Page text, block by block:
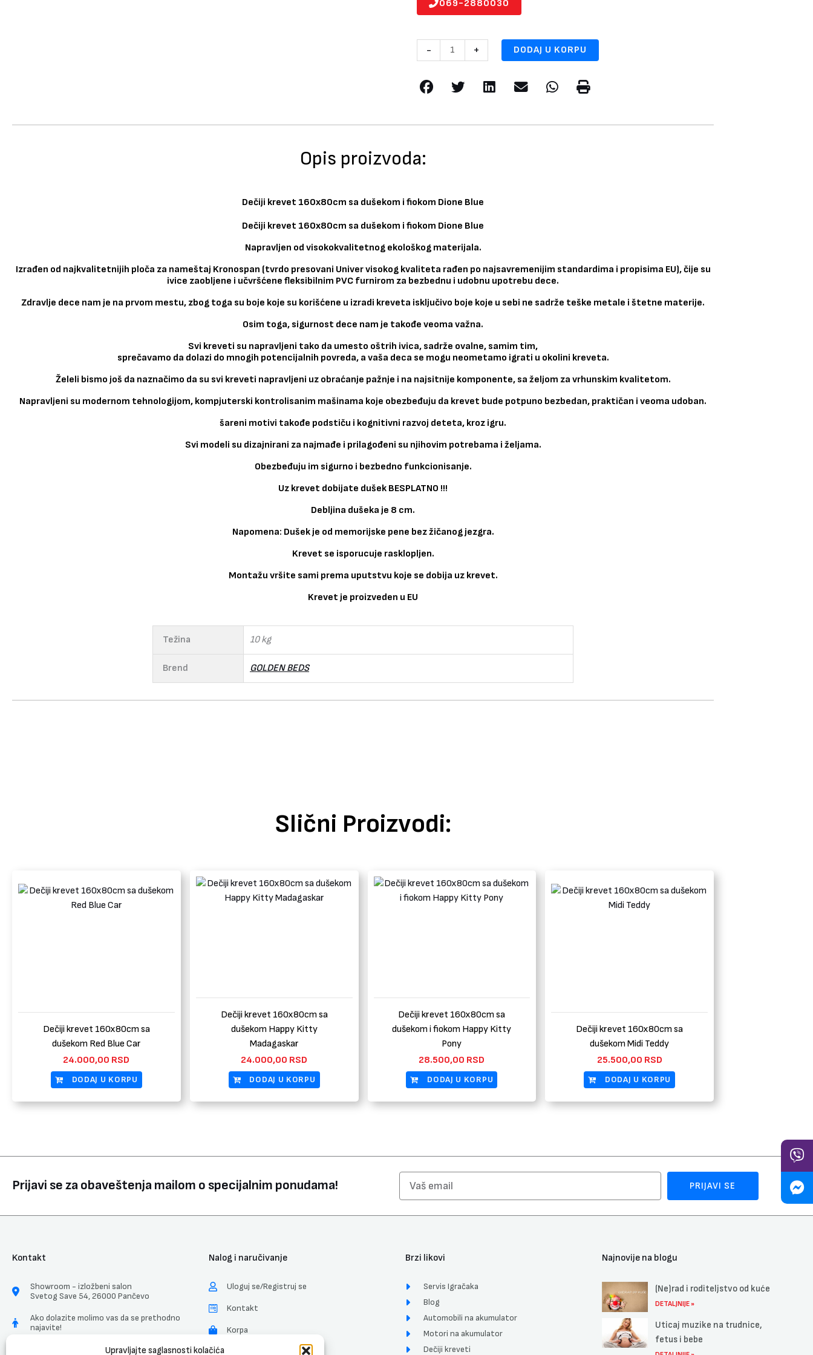
Upravljajte saglasnosti kolačića
069-2880030
-
krevet
sa
Blue
+ DODAJ U KORPU
Opis proizvoda:
Dečiji krevet 160x80cm sa dušekom i fiokom Dione Blue
Dečiji krevet 160x80cm sa dušekom i fiokom Dione Blue
Napravljen od visokokvalitetnog ekološkog materijala.
Izrađen od najkvalitetnijih ploča za nameštaj Kronospan (tvrdo presovani Univer visokog kvaliteta rađen po najsavremenijim standardima i propisima EU), čije su
ivice zaobljene i učvršćene fleksibilnim PVC furnirom za bezbednu i udobnu upotrebu dece.
Zdravlje dece nam je na prvom mestu, zbog toga su boje koje su korišćene u izradi kreveta isključivo boje koje u sebi ne sadrže teške metale i štetne materije.
Osim toga, sigurnost dece nam je takođe veoma važna.
Svi kreveti su napravljeni tako da umesto oštrih ivica, sadrže ovalne, samim tim,
sprečavamo da dolazi do mnogih potencijalnih povreda, a vaša deca se mogu neometamo igrati u okolini kreveta.
Želeli bismo još da naznačimo da su svi kreveti napravljeni uz obraćanje pažnje i na najsitnije komponente, sa željom za vrhunskim kvalitetom.
Napravljeni su modernom tehnologijom, kompjuterski kontrolisanim mašinama koje obezbeđuju da krevet bude potpuno bezbedan, praktičan i veoma udoban.
šareni motivi takođe podstiču i kognitivni razvoj deteta, kroz igru.
Svi modeli su dizajnirani za najmađe i prilagođeni su njihovim potrebama i željama.
Obezbeđuju im sigurno i bezbedno funkcionisanje.
Uz krevet dobijate dušek BESPLATNO !!!
Debljina dušeka je 8 cm.
Napomena: Dušek je od memorijske pene bez žičanog jezgra.
Krevet se isporucuje rasklopljen.
Montažu vršite sami prema uputstvu koje se dobija uz krevet.
Krevet je proizveden u EU
Težina 10 kg
Brend GOLDEN BEDS
Slični Proizvodi:
Dečiji krevet 160x80cm sa
dušekom Red Blue Car
24.000,00 RSD
DODAJ U KORPU
Dečiji krevet 160x80cm sa
dušekom Happy Kitty
Madagaskar
24.000,00 RSD
DODAJ U KORPU
Dečiji krevet 160x80cm sa
dušekom i fiokom Happy Kitty
Pony
28.500,00 RSD
DODAJ U KORPU
Dečiji krevet 160x80cm sa
dušekom Midi Teddy
25.500,00 RSD
DODAJ U KORPU
Prijavi se za obaveštenja mailom o specijalnim ponudama! PRIJAVI SE
Kontakt
Showroom - izložbeni salon
Svetog Save 54, 26000 Pančevo
Ako dolazite molimo vas da se prethodno
najavite!
Radnim danima 08-16h
Nalog i naručivanje
Uloguj se/Registruj se
Kontakt
Korpa
Brzi likovi
Servis Igračaka
Blog
Automobili na akumulator
Motori na akumulator
Dečiji kreveti
Najnovije na blogu
(Ne)rad i roditeljstvo od kuće
DETALJNIJE »
Uticaj muzike na trudnice,
fetus i bebe